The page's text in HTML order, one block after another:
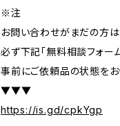
※注
お問い合わせがまだの方は
必ず下記「無料相談フォー
事前にご依頼品の状態をお
▼▼▼
https://is.gd/cpkYgp